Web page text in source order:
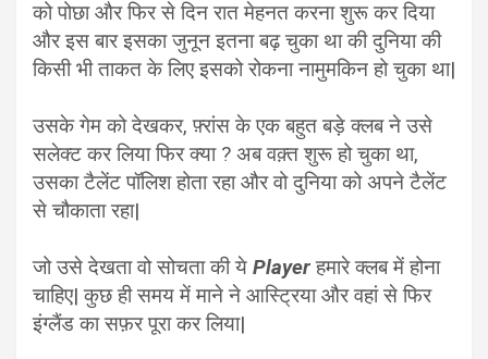
को पोछा और फिर से दिन रात मेहनत करना शुरू कर दिया
और इस बार इसका जुनून इतना बढ़ चुका था की दुनिया की
किसी भी ताकत के लिए इसको रोकना नामुमकिन हो चुका था|
उसके गेम को देखकर, फ़्रांस के एक बहुत बड़े क्लब ने उसे
सलेक्ट कर लिया फिर क्या ? अब वक़्त शुरू हो चुका था,
उसका टैलेंट पॉलिश होता रहा और वो दुनिया को अपने टैलेंट
से चौकाता रहा|
जो उसे देखता वो सोचता की ये Playerहमारे क्लब में होना
चाहिए| कुछ ही समय में माने ने आस्ट्रिया और वहां से फिर
इंग्लैंड का सफ़र पूरा कर लिया|